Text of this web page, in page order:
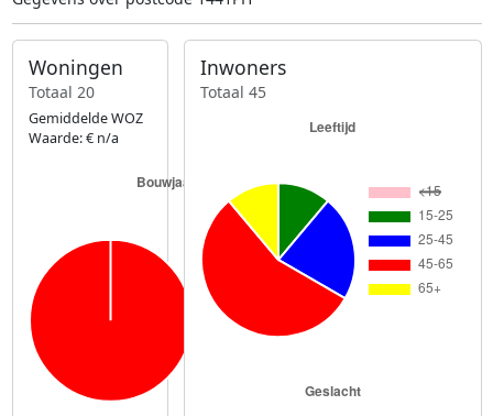
Woningen
Totaal 20
Gemiddelde WOZ
Waarde: € n/a
Inwoners
Totaal 45